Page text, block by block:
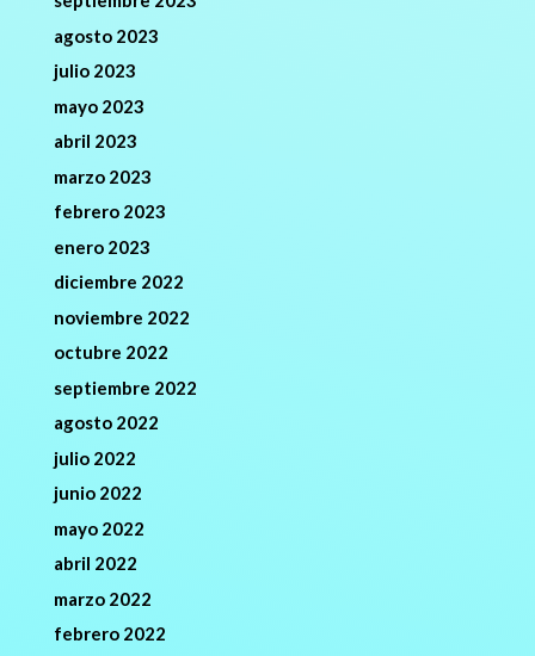
agosto 2023
julio 2023
mayo 2023
abril 2023
marzo 2023
febrero 2023
enero 2023
diciembre 2022
noviembre 2022
octubre 2022
septiembre 2022
agosto 2022
julio 2022
junio 2022
mayo 2022
abril 2022
marzo 2022
febrero 2022